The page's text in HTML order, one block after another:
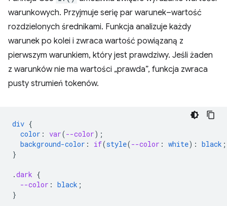
warunkowych. Przyjmuje serię par warunek–wartość
rozdzielonych średnikami. Funkcja analizuje każdy
warunek po kolei i zwraca wartość powiązaną z
pierwszym warunkiem, który jest prawdziwy. Jeśli żaden
z warunków nie ma wartości „prawda”, funkcja zwraca
pusty strumień tokenów.
div {
color : var(--color);
background-color : if(style(--color : white) : black ;
}
.dark {
--color : black ;
}